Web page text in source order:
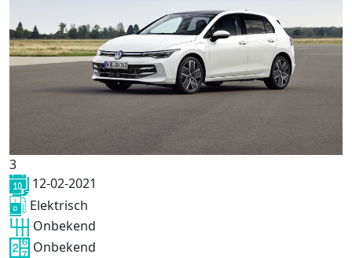
3
12-02-2021
Elektrisch
Onbekend
Onbekend